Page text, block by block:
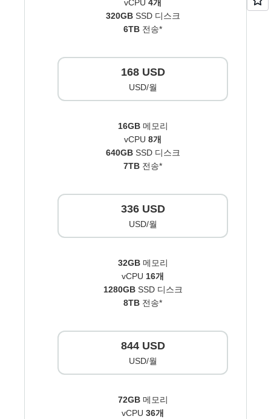
vCPU 4개
320GBSSD 디스크
6TB 전송*
168 USD
USD/월
16GB메모리
vCPU 8개
640GBSSD 디스크
7TB 전송*
336 USD
USD/월
32GB메모리
vCPU 16개
1280GBSSD 디스크
8TB 전송*
844 USD
USD/월
72GB메모리
vCPU 36개